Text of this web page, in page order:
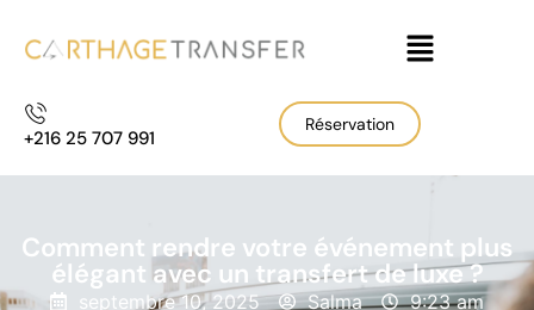
+216 25 707 991
Réservation
Comment rendre votre événement plus
élégant avec un transfert de luxe ?
septembre 10, 2025 Salma 9:23 am